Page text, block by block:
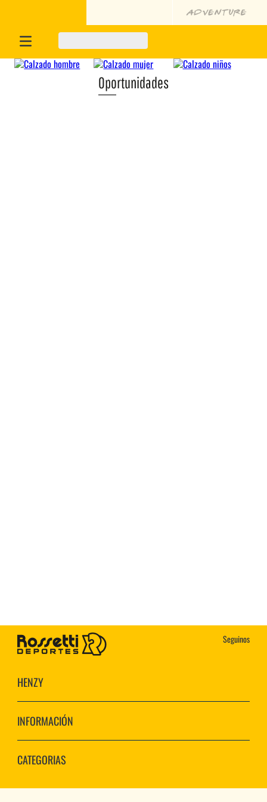
Oportunidades
Seguinos
HENZY
INFORMACIÓN
CATEGORIAS